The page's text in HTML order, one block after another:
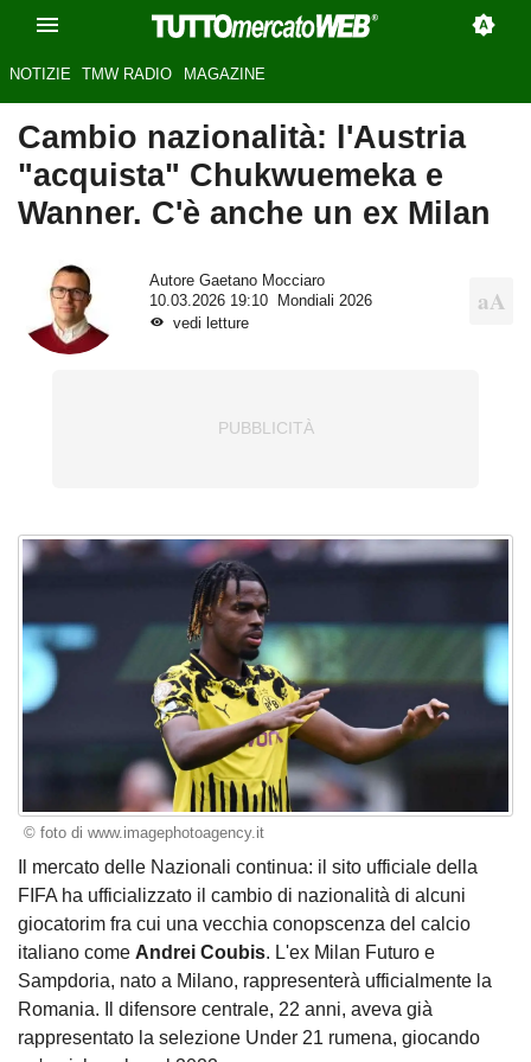
NOTIZIE TMW RADIO MAGAZINE
Cambio nazionalità: l'Austria
"acquista" Chukwuemeka e
Wanner. C'è anche un ex Milan
Autore Gaetano Mocciaro
10.03.2026 19:10
Mondiali 2026
vedi letture
© foto di www.imagephotoagency.it
Il mercato delle Nazionali continua: il sito ufficiale della
FIFA ha ufficializzato il cambio di nazionalità di alcuni
giocatorim fra cui una vecchia conopscenza del calcio
italiano come Andrei Coubis. L'ex Milan Futuro e
Sampdoria, nato a Milano, rappresenterà ufficialmente la
Romania. Il difensore centrale, 22 anni, aveva già
rappresentato la selezione Under 21 rumena, giocando